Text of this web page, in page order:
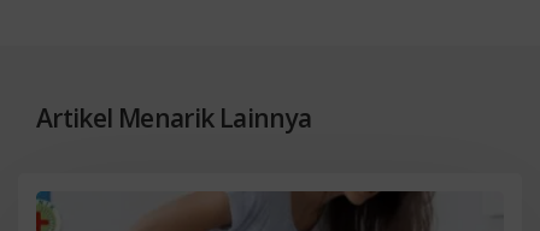
Artikel Menarik Lainnya